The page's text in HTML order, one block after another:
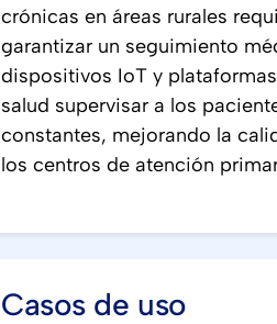
crónicas en áreas rurales
garantizar un seguimiento
dispositivos IoT y
salud supervisar a los
constantes, mejorando la
los centros de atención
Casos de uso